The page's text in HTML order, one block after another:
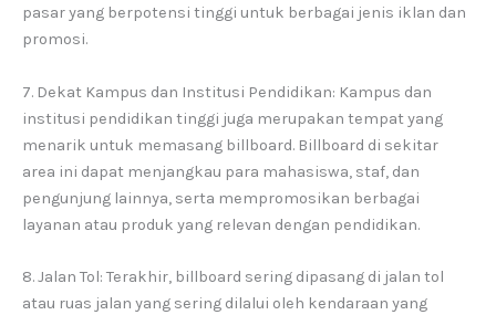
pasar yang berpotensi tinggi untuk berbagai jenis iklan dan
promosi.
7. Dekat Kampus dan Institusi Pendidikan: Kampus dan
institusi pendidikan tinggi juga merupakan tempat yang
menarik untuk memasang billboard. Billboard di sekitar
area ini dapat menjangkau para mahasiswa, staf, dan
pengunjung lainnya, serta mempromosikan berbagai
layanan atau produk yang relevan dengan pendidikan.
8. Jalan Tol: Terakhir, billboard sering dipasang di jalan tol
atau ruas jalan yang sering dilalui oleh kendaraan yang